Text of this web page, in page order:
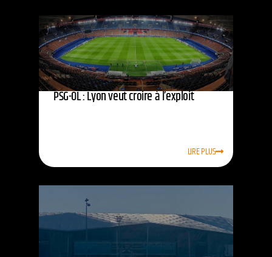
PSG-OL : Lyon veut croire à l’exploit
LIRE PLUS